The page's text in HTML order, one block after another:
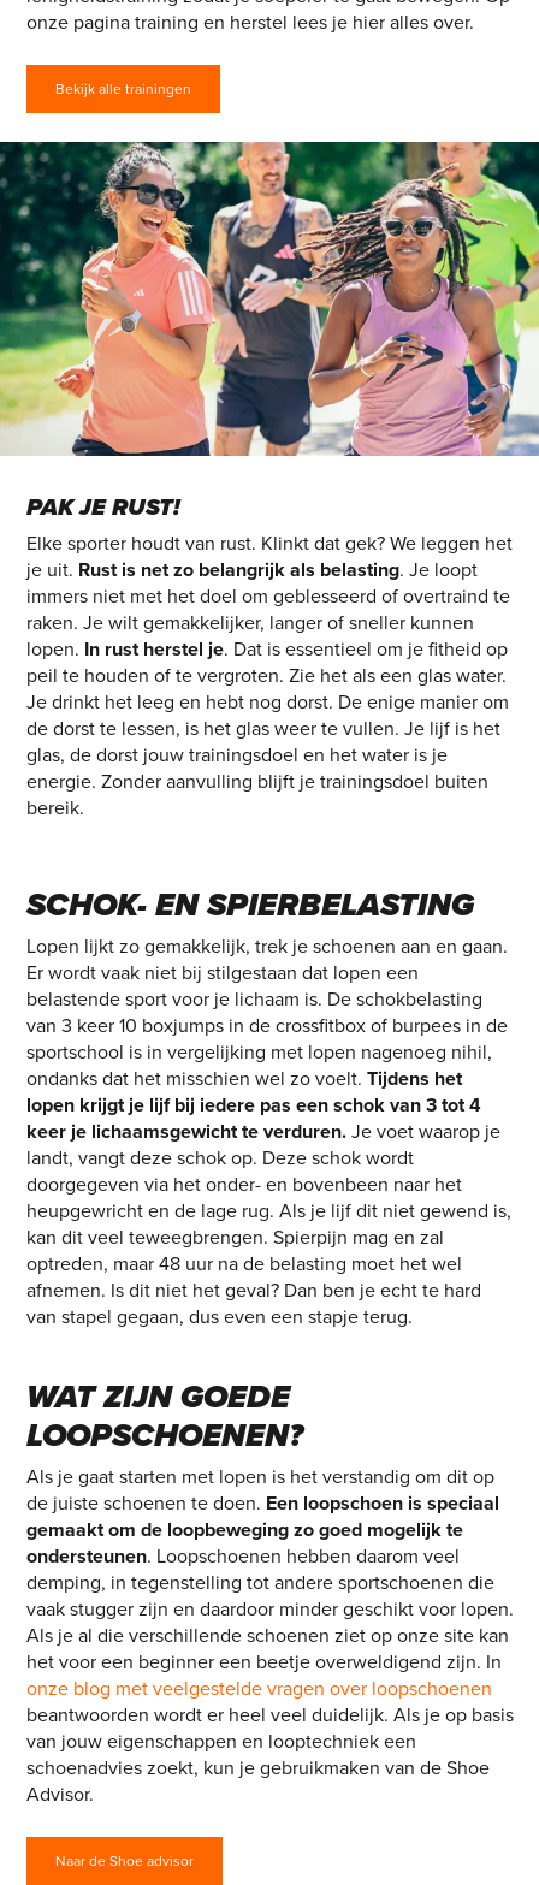
onze pagina training en herstel lees je hier alles over.
Bekijk alle trainingen
PAK JE RUST!
Elke sporter houdt van rust. Klinkt dat gek? We leggen het
je uit. Rust is net zo belangrijk als belasting. Je loopt
immers niet met het doel om geblesseerd of overtraind te
raken. Je wilt gemakkelijker, langer of sneller kunnen
lopen. In rust herstel je. Dat is essentieel om je fitheid op
peil te houden of te vergroten. Zie het als een glas water.
Je drinkt het leeg en hebt nog dorst. De enige manier om
de dorst te lessen, is het glas weer te vullen. Je lijf is het
glas, de dorst jouw trainingsdoel en het water is je
energie. Zonder aanvulling blijft je trainingsdoel buiten
bereik.
SCHOK- EN SPIERBELASTING
Lopen lijkt zo gemakkelijk, trek je schoenen aan en gaan.
Er wordt vaak niet bij stilgestaan dat lopen een
belastende sport voor je lichaam is. De schokbelasting
van 3 keer 10 boxjumps in de crossfitbox of burpees in de
sportschool is in vergelijking met lopen nagenoeg nihil,
ondanks dat het misschien wel zo voelt. Tijdens het
lopen krijgt je lijf bij iedere pas een schok van 3 tot 4
keer je lichaamsgewicht te verduren.Je voet waarop je
landt, vangt deze schok op. Deze schok wordt
doorgegeven via het onder- en bovenbeen naar het
heupgewricht en de lage rug. Als je lijf dit niet gewend is,
kan dit veel teweegbrengen. Spierpijn mag en zal
optreden, maar 48 uur na de belasting moet het wel
afnemen. Is dit niet het geval? Dan ben je echt te hard
van stapel gegaan, dus even een stapje terug.
WAT ZIJN GOEDE
LOOPSCHOENEN?
Als je gaat starten met lopen is het verstandig om dit op
de juiste schoenen te doen. Een loopschoen is speciaal
gemaakt om de loopbeweging zo goed mogelijk te
ondersteunen. Loopschoenen hebben daarom veel
demping, in tegenstelling tot andere sportschoenen die
vaak stugger zijn en daardoor minder geschikt voor lopen.
Als je al die verschillende schoenen ziet op onze site kan
het voor een beginner een beetje overweldigend zijn. In
onze blog met veelgestelde vragen over loopschoenen
beantwoorden wordt er heel veel duidelijk. Als je op basis
van jouw eigenschappen en looptechniek een
schoenadvies zoekt, kun je gebruikmaken van de Shoe
Advisor.
Naar de Shoe advisor